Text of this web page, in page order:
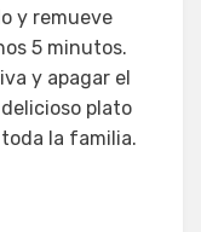
y remueve
5 minutos.
y apagar el
plato
la familia.